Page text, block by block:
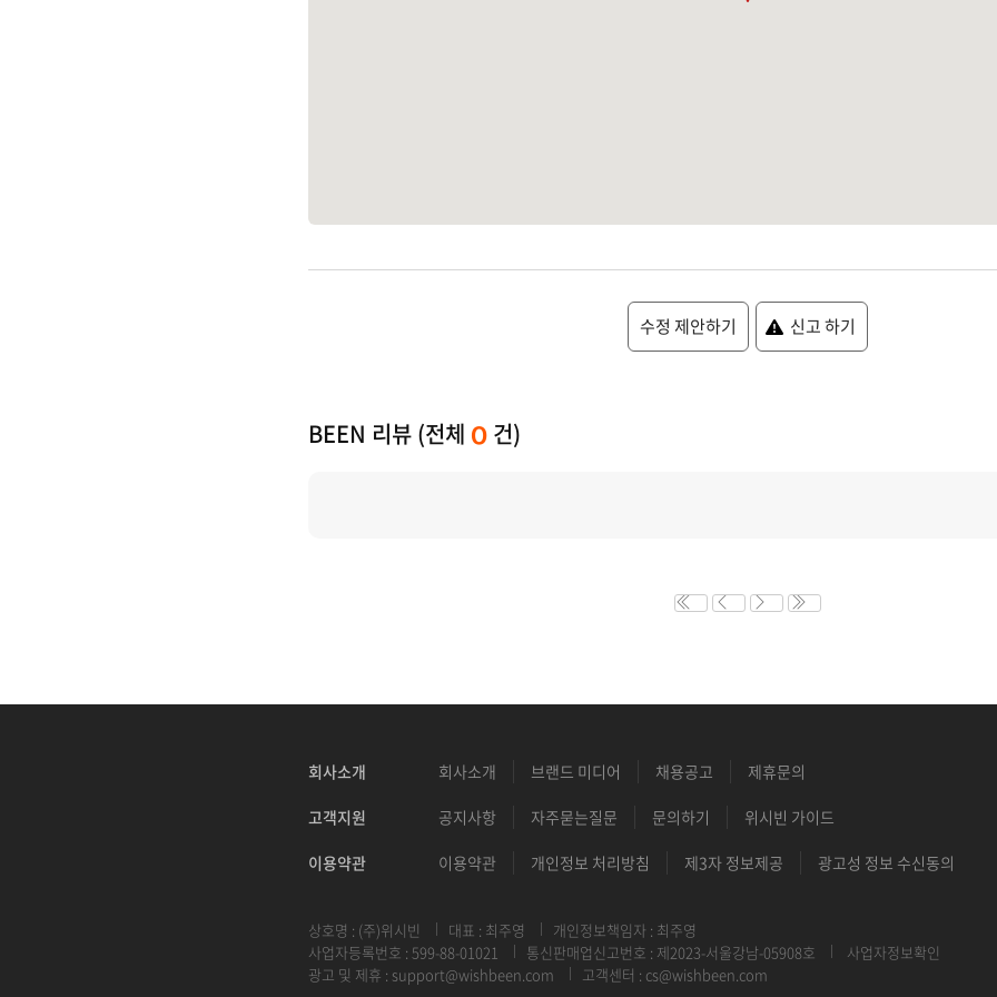
수정 제안하기 신고 하기
BEEN 리뷰 (전체 0 건)
회사소개 회사소개 브랜드 미디어 채용공고 제휴문의
고객지원 공지사항 자주묻는질문 문의하기 위시빈 가이드
이용약관 이용약관 개인정보 처리방침 제3자 정보제공 광고성 정보 수신동의
상호명 : (주)위시빈 대표 : 최주영
개인정보책임자 : 최주영
사업자등록번호 : 599-88-01021
통신판매업신고번호 : 제2023-서울강남-05908호
사업자정보확인
광고 및 제휴 : support@wishbeen.com 고객센터 : cs@wishbeen.com